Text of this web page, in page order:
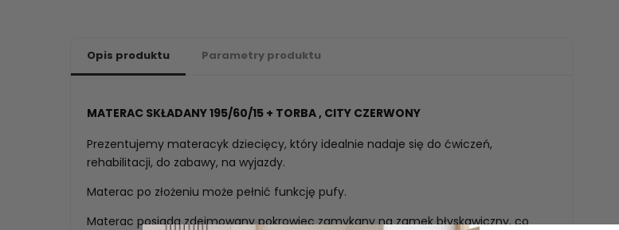
Opis produktu Parametry produktu
MATERAC SKŁADANY 195/60/15 + TORBA , CITY CZERWONY
Prezentujemy materacyk dziecięcy, który idealnie nadaje się do ćwiczeń,
rehabilitacji, do zabawy, na wyjazdy.
Materac po złożeniu może pełnić funkcję pufy.
Materac posiada zdejmowany pokrowiec zamykany na zamek błyskawiczny, co